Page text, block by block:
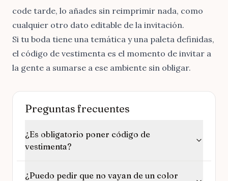
code tarde, lo añades sin reimprimir nada, como
cualquier otro dato editable de la invitación.
Si tu boda tiene una temática y una paleta definidas,
el código de vestimenta es el momento de invitar a
la gente a sumarse a ese ambiente sin obligar.
Preguntas frecuentes
¿Es obligatorio poner código de
vestimenta?
¿Puedo pedir que no vayan de un color